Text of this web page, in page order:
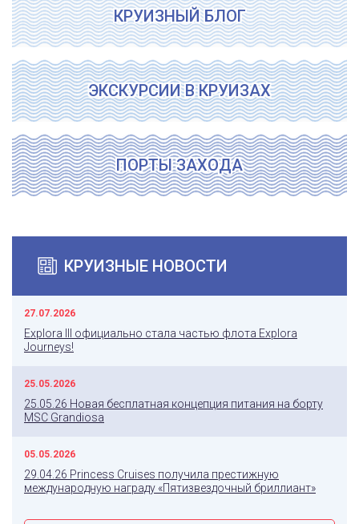
КРУИЗНЫЙ БЛОГ
ЭКСКУРСИИ В КРУИЗАХ
ПОРТЫ ЗАХОДА
КРУИЗНЫЕ НОВОСТИ
27.07.2026
Explora III официально стала частью флота Explora
Journeys!
25.05.2026
25.05.26 Новая бесплатная концепция питания на борту
MSC Grandiosa
05.05.2026
29.04.26 Princess Cruises получила престижную
международную награду «Пятизвездочный бриллиант»